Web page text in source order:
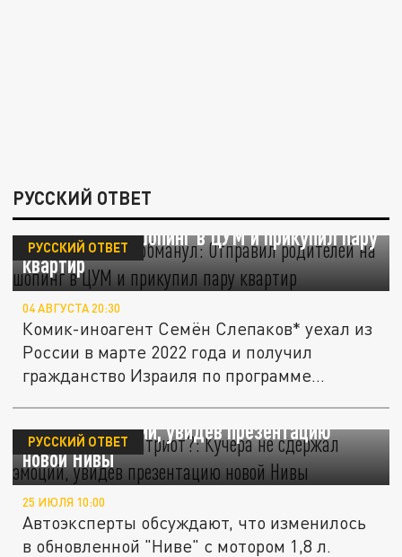
РУССКИЙ ОТВЕТ
Слепаков* всех обманул: "Отправил
родителей на шопинг в ЦУМ и прикупил пару
квартир"
РУССКИЙ ОТВЕТ
04 АВГУСТА 20:30
Комик-иноагент Семён Слепаков* уехал из
России в марте 2022 года и получил
гражданство Израиля по программе...
"Думаете, я не патриот?": Кучера не
сдержал эмоций, увидев презентацию
новой Нивы
РУССКИЙ ОТВЕТ
25 ИЮЛЯ 10:00
Автоэксперты обсуждают, что изменилось
в обновленной "Ниве" с мотором 1,8 л.